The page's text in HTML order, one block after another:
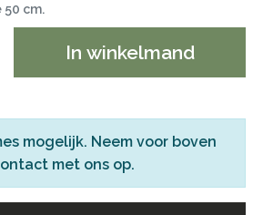
50 cm.
In winkelmand
mogelijk. Neem voor boven
met ons op.